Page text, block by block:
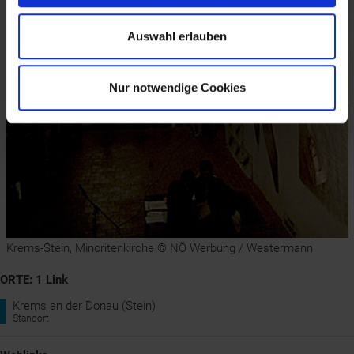
Auswahl erlauben
Nur notwendige Cookies
Krems-Stein, Minoritenkirche © NÖ Werbung / Westermann
ORTE: 1 Link
Krems an der Donau (Stein)
Standort